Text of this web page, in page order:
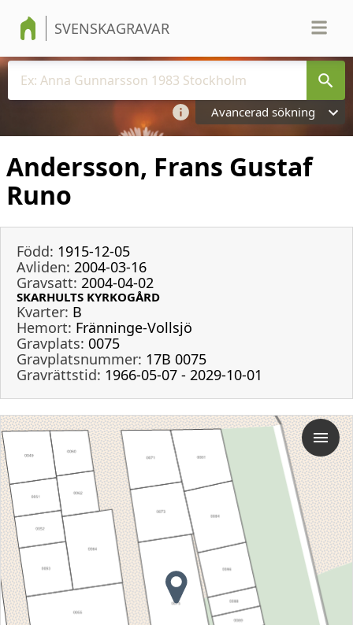
SVENSKAGRAVAR
Avancerad sökning
Andersson, Frans Gustaf
Runo
Född: 1915-12-05
Avliden: 2004-03-16
Gravsatt: 2004-04-02
SKARHULTS KYRKOGÅRD
Kvarter: B
Hemort: Fränninge-Vollsjö
Gravplats: 0075
Gravplatsnummer: 17B 0075
Gravrättstid: 1966-05-07 - 2029-10-01